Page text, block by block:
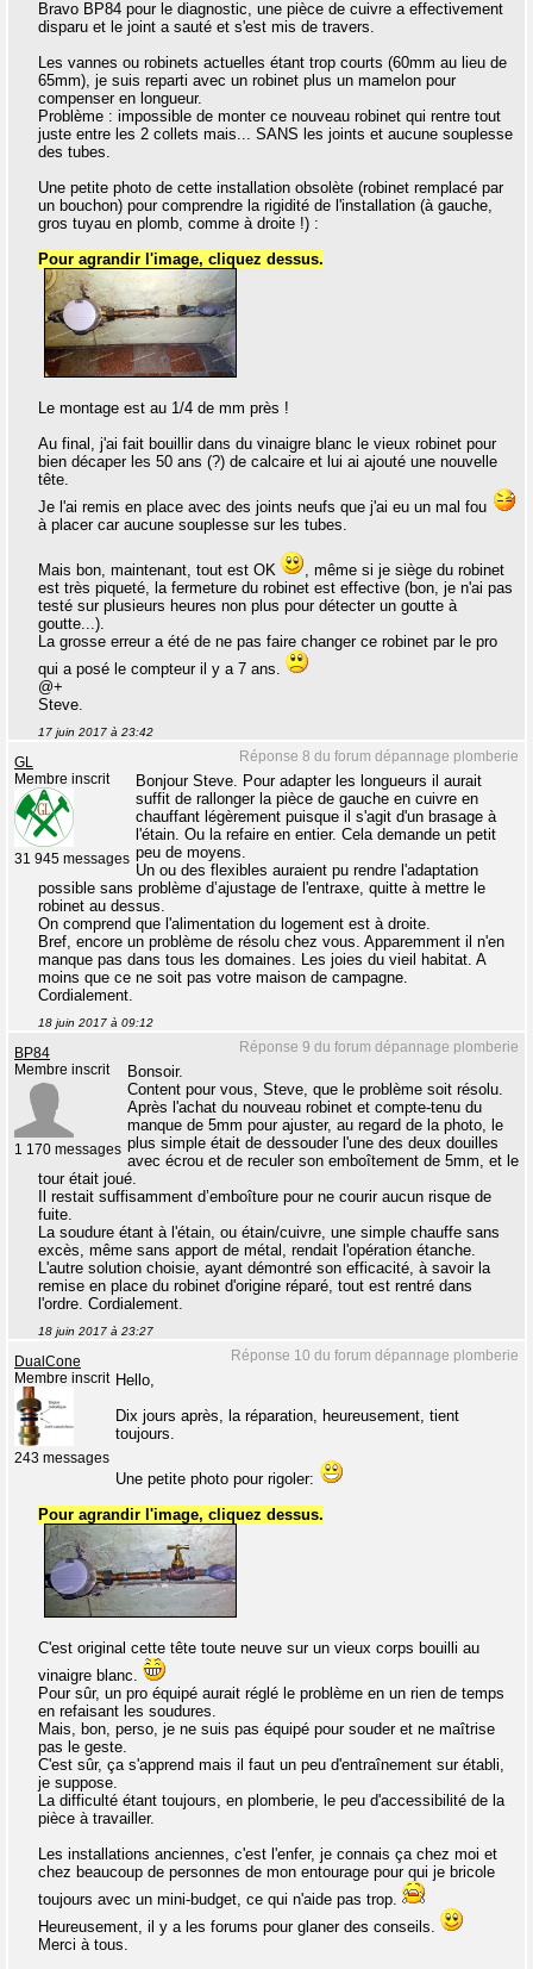
Bravo BP84 pour le diagnostic, une pièce de cuivre a effectivement
disparu et le joint a sauté et s'est mis de travers.
Les vannes ou robinets actuelles étant trop courts (60mm au lieu de
65mm), je suis reparti avec un robinet plus un mamelon pour
compenser en longueur.
Problème : impossible de monter ce nouveau robinet qui rentre tout
juste entre les 2 collets mais... SANS les joints et aucune souplesse
des tubes.
Une petite photo de cette installation obsolète (robinet remplacé par
un bouchon) pour comprendre la rigidité de l'installation (à gauche,
gros tuyau en plomb, comme à droite !) :
Pour agrandir l'image, cliquez dessus.
Le montage est au 1/4 de mm près !
Au final, j'ai fait bouillir dans du vinaigre blanc le vieux robinet pour
bien décaper les 50 ans (?) de calcaire et lui ai ajouté une nouvelle
tête.
Je l'ai remis en place avec des joints neufs que j'ai eu un mal fou
à placer car aucune souplesse sur les tubes.
Mais bon, maintenant, tout est OK
, même si je siège du robinet
est très piqueté, la fermeture du robinet est effective (bon, je n'ai pas
testé sur plusieurs heures non plus pour détecter un goutte à
goutte...).
La grosse erreur a été de ne pas faire changer ce robinet par le pro
qui a posé le compteur il y a 7 ans.
@+
Steve.
17 juin 2017 à 23:42
Réponse 8 du forum dépannage plomberie
GL
Membre inscrit
31 945 messages
Bonjour Steve. Pour adapter les longueurs il aurait
suffit de rallonger la pièce de gauche en cuivre en
chauffant légèrement puisque il s'agit d'un brasage à
l'étain. Ou la refaire en entier. Cela demande un petit
peu de moyens.
Un ou des flexibles auraient pu rendre l'adaptation
possible sans problème d’ajustage de l'entraxe, quitte à mettre le
robinet au dessus.
On comprend que l'alimentation du logement est à droite.
Bref, encore un problème de résolu chez vous. Apparemment il n'en
manque pas dans tous les domaines. Les joies du vieil habitat. A
moins que ce ne soit pas votre maison de campagne.
Cordialement.
18 juin 2017 à 09:12
Réponse 9 du forum dépannage plomberie
BP84
Membre inscrit
1 170 messages
Bonsoir.
Content pour vous, Steve, que le problème soit résolu.
Après l'achat du nouveau robinet et compte-tenu du
manque de 5mm pour ajuster, au regard de la photo, le
plus simple était de dessouder l'une des deux douilles
avec écrou et de reculer son emboîtement de 5mm, et le
tour était joué.
Il restait suffisamment d’emboîture pour ne courir aucun risque de
fuite.
La soudure étant à l'étain, ou étain/cuivre, une simple chauffe sans
excès, même sans apport de métal, rendait l'opération étanche.
L'autre solution choisie, ayant démontré son efficacité, à savoir la
remise en place du robinet d'origine réparé, tout est rentré dans
l'ordre. Cordialement.
18 juin 2017 à 23:27
Réponse 10 du forum dépannage plomberie
DualCone
Membre inscrit
243 messages
Hello,
Dix jours après, la réparation, heureusement, tient
toujours.
Une petite photo pour rigoler:
Pour agrandir l'image, cliquez dessus.
C'est original cette tête toute neuve sur un vieux corps bouilli au
vinaigre blanc.
Pour sûr, un pro équipé aurait réglé le problème en un rien de temps
en refaisant les soudures.
Mais, bon, perso, je ne suis pas équipé pour souder et ne maîtrise
pas le geste.
C'est sûr, ça s'apprend mais il faut un peu d'entraînement sur établi,
je suppose.
La difficulté étant toujours, en plomberie, le peu d'accessibilité de la
pièce à travailler.
Les installations anciennes, c'est l'enfer, je connais ça chez moi et
chez beaucoup de personnes de mon entourage pour qui je bricole
toujours avec un mini-budget, ce qui n'aide pas trop.
Heureusement, il y a les forums pour glaner des conseils.
Merci à tous.